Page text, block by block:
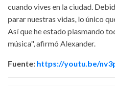
cuando vives en la ciudad.
parar nuestras vidas, lo único
Así que he estado plasmando
música", afirmó Alexander.
Fuente: https://youtu.be/